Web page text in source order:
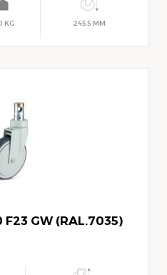
KG 245.5 MM
F23 GW (RAL.7035)